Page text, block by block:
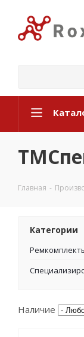
Главная -
Категории
Наличие